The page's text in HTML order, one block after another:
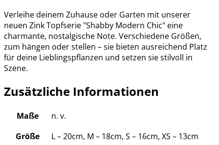
Verleihe deinem Zuhause oder Garten mit unserer
neuen Zink Topfserie "Shabby Modern Chic" eine
charmante, nostalgische Note. Verschiedene Größen,
zum hängen oder stellen – sie bieten ausreichend Platz
für deine Lieblingspflanzen und setzen sie stilvoll in
Szene.
Zusätzliche Informationen
Maße
n. v.
Größe
L – 20cm, M – 18cm, S – 16cm, XS – 13cm